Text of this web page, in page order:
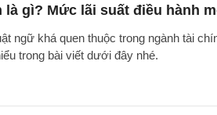
là gì? Mức lãi suất điều hành
ngữ khá quen thuộc trong ngành tài
trong bài viết dưới đây nhé.